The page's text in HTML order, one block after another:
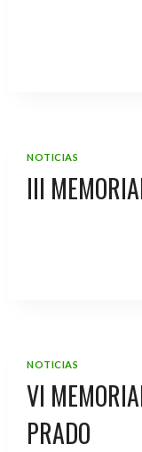
NOTICIAS
III
NOTICIAS
VI
PRADO